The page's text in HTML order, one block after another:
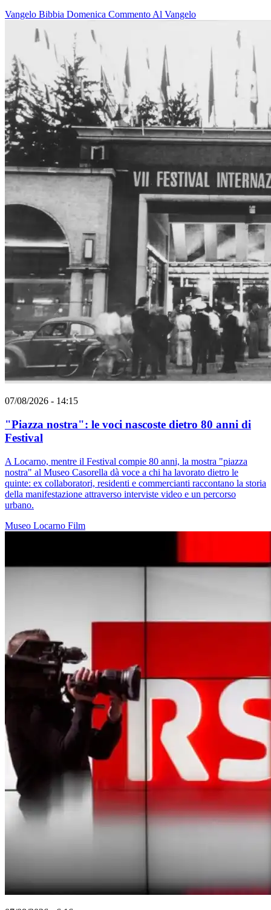
Vangelo Bibbia Domenica Commento Al Vangelo
07/08/2026 - 14:15
"Piazza nostra": le voci nascoste dietro 80 anni di
Festival
A Locarno, mentre il Festival compie 80 anni, la mostra "piazza
nostra" al Museo Casorella dà voce a chi ha lavorato dietro le
quinte: ex collaboratori, residenti e commercianti raccontano la storia
della manifestazione attraverso interviste video e un percorso
urbano.
Museo Locarno Film